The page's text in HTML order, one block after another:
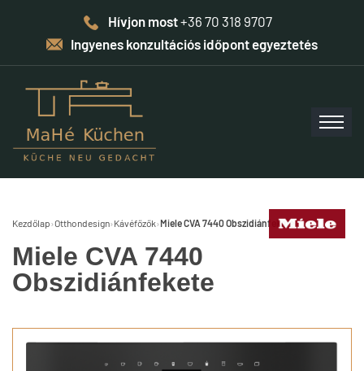
Hívjon most+36 70 318 9707
Ingyenes konzultációs időpont egyeztetés
Kezdőlap›Otthondesign› Kávéfőzők›Miele CVA 7440 Obszidiánfekete
Miele CVA 7440
Obszidiánfekete